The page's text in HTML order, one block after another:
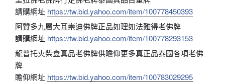
請購網址 https://tw.bid.yahoo.com/item/100778450393
阿贊多九層大耳崇迪佛牌正品如理如法難得老佛牌
請購網址 https://tw.bid.yahoo.com/item/100778293153
龍普托火柴盒真品老佛牌供瞻仰更多真正品泰國各項老佛
牌
瞻仰網址 https://tw.bid.yahoo.com/item/100783029295